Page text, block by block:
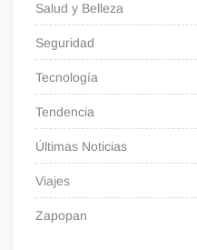
Salud y Belleza
Seguridad
Tecnología
Tendencia
Últimas Noticias
Viajes
Zapopan